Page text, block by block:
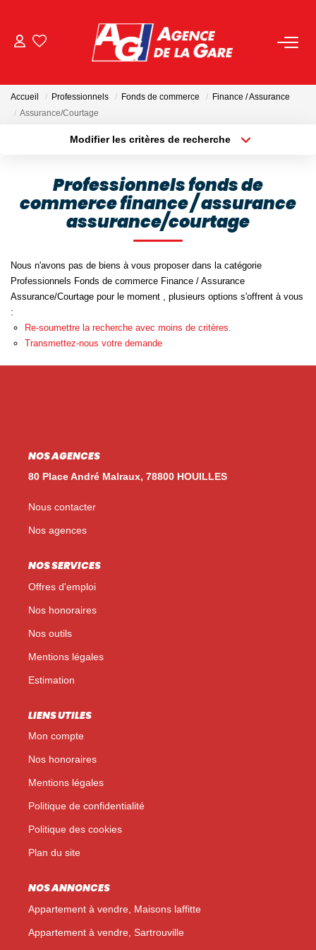
BIENS VENDUS
NOS AGENCES
Toutes Les Agences
Nous Rejoindre
Nos Témoignages
Nos Actualités
Accueil Professionnels Fonds de commerce
Finance / Assurance
Assurance/Courtage
Modifier les critères de recherche
Surface min Budget max
Plus de critères Créer une alerte
Professionnels fonds de
commerce finance / assurance
assurance/courtage
Nous n'avons pas de biens à vous proposer dans la catégorie
Professionnels Fonds de commerce Finance / Assurance
Assurance/Courtage pour le moment , plusieurs options s'offrent à vous
:
Re-soumettre la recherche avec moins de critères.
Transmettez-nous votre demande
NOS AGENCES
80 Place André Malraux, 78800 HOUILLES
Nous contacter
Nos agences
NOS SERVICES
Offres d'emploi
Nos honoraires
Nos outils
Mentions légales
Estimation
LIENS UTILES
Mon compte
Nos honoraires
Mentions légales
Politique de confidentialité
Politique des cookies
Plan du site
NOS ANNONCES
Appartement à vendre, Maisons laffitte
Appartement à vendre, Sartrouville